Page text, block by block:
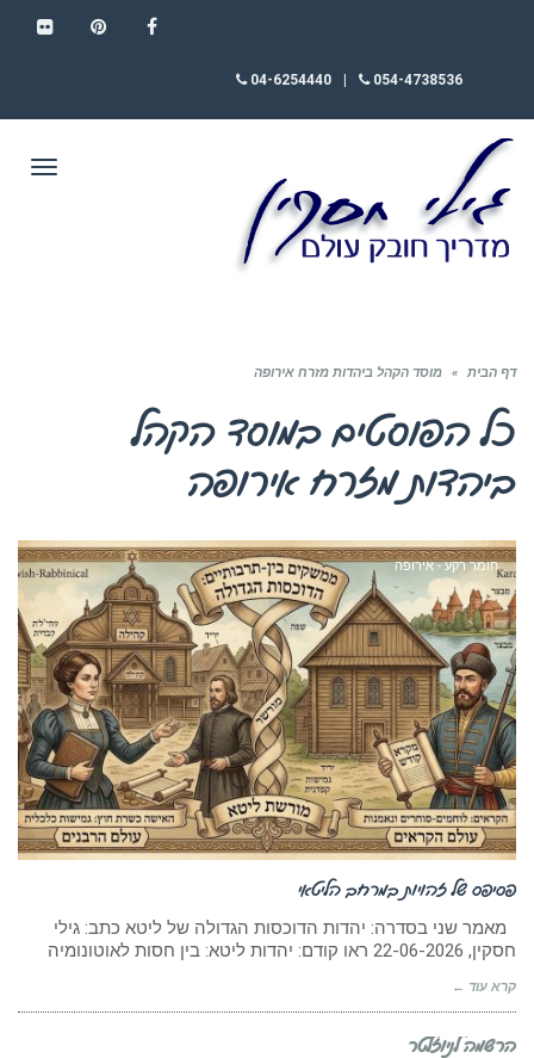
054-4738536
04-6254440
דף הבית » מוסד הקהל ביהדות מזרח אירופה
כל הפוסטים במוסד הקהל
ביהדות מזרח אירופה
חומר רקע - אירופה
פסיפס של זהויות במרחב הליטאי
מאמר שני בסדרה: יהדות הדוכסות הגדולה של ליטא כתב: גילי
חסקין, 22-06-2026 ראו קודם: יהדות ליטא: בין חסות לאוטונומיה
קרא עוד ←
הרשמה לניוזלטר